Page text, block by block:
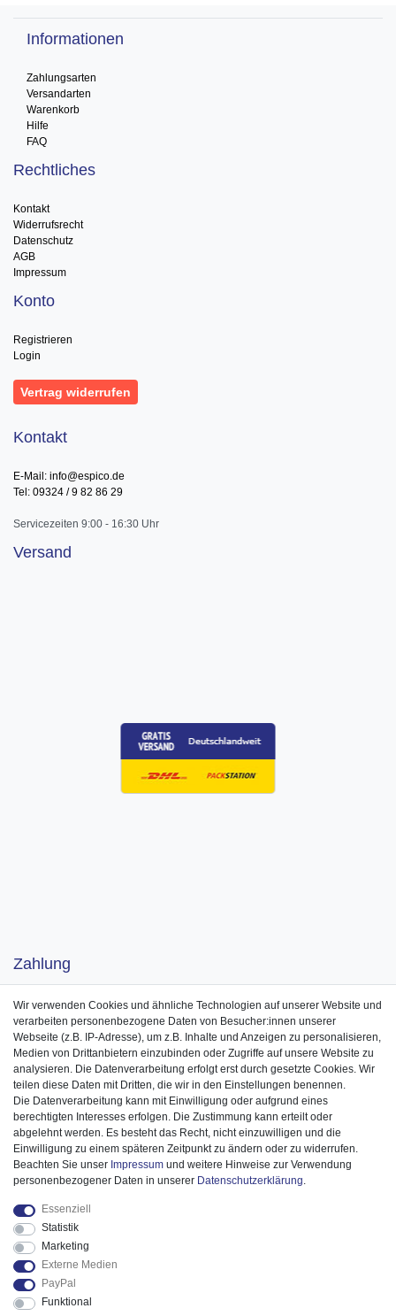
Informationen
Zahlungsarten
Versandarten
Warenkorb
Hilfe
FAQ
Rechtliches
Kontakt
Widerrufsrecht
Datenschutz
AGB
Impressum
Konto
Registrieren
Login
Vertrag widerrufen
Kontakt
E-Mail: info@espico.de
Tel: 09324 / 9 82 86 29
Servicezeiten 9:00 - 16:30 Uhr
Versand
Zahlung
Wir verwenden Cookies und ähnliche Technologien auf unserer Website und
verarbeiten personenbezogene Daten von Besucher:innen unserer
Webseite (z.B. IP-Adresse), um z.B. Inhalte und Anzeigen zu personalisieren,
Medien von Drittanbietern einzubinden oder Zugriffe auf unsere Website zu
analysieren. Die Datenverarbeitung erfolgt erst durch gesetzte Cookies. Wir
teilen diese Daten mit Dritten, die wir in den Einstellungen benennen.
Die Datenverarbeitung kann mit Einwilligung oder aufgrund eines
berechtigten Interesses erfolgen. Die Zustimmung kann erteilt oder
abgelehnt werden. Es besteht das Recht, nicht einzuwilligen und die
Einwilligung zu einem späteren Zeitpunkt zu ändern oder zu widerrufen.
Beachten Sie unser Impressum und weitere Hinweise zur Verwendung
personenbezogener Daten in unserer Daten­schutz­erklärung.
Essenziell
Statistik
Marketing
Externe Medien
PayPal
Funktional